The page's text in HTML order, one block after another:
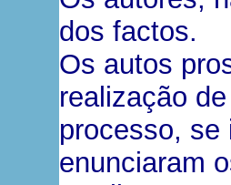
dos factos.
Os autos
realização
processo,
enunciaram